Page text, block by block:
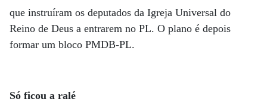
que instruíram os deputados da Igreja Universal do
Reino de Deus a entrarem no PL. O plano é depois
formar um bloco PMDB-PL.
Só ficou a ralé